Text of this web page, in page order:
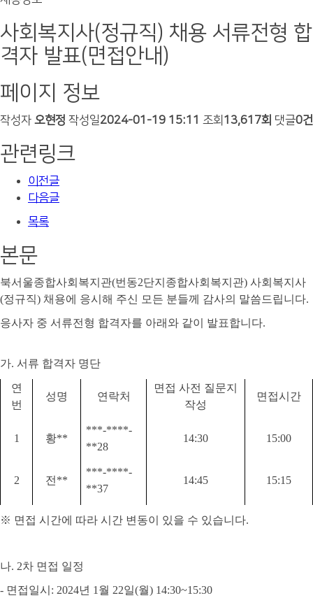
사회복지사(정규직) 채용 서류전형 합
격자 발표(면접안내)
페이지 정보
작성자 오현정 작성일2024-01-19 15:11 조회 13,617회 댓글0건
관련링크
이전글
다음글
목록
본문
북서울종합사회복지관(번동2단지종합사회복지관) 사회복지사
(정규직) 채용에 응시해 주신 모든 분들께 감사의 말씀드립니다.
응사자 중 서류전형 합격자를 아래와 같이 발표합니다.
가. 서류 합격자 명단
연
번
성명 연락처
면접 사전 질문지
작성
면접시간
1 황**
***-****-
**28
14:30 15:00
2 전 **
***-****-
**37
14:45 15:15
※ 면접 시간에 따라 시간 변동이 있을 수 있습니다.
나. 2차 면접 일정
- 면접일시 : 2024년 1 월 22일(월) 14:30~15:30